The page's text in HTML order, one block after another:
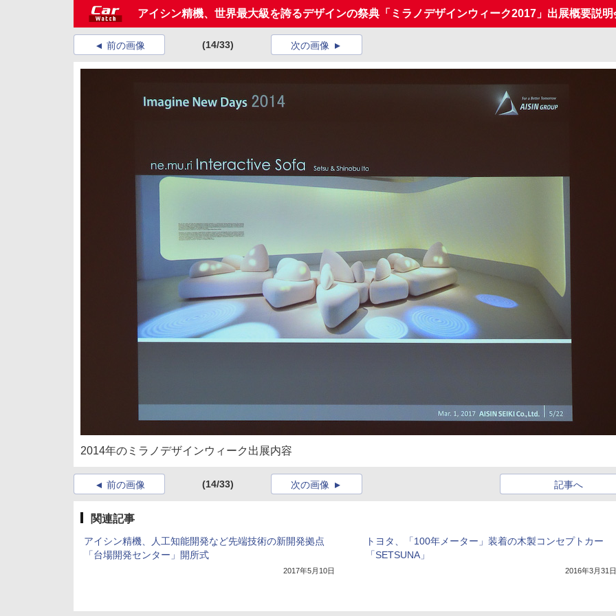
アイシン精機、世界最大級を誇るデザインの祭典「ミラノデザインウィーク2017」出展概要説明
前の画像 (14/33) 次の画像
2014年のミラノデザインウィーク出展内容
前の画像 (14/33) 次の画像 記事へ
関連記事
アイシン精機、人工知能開発など先端技術の新開発拠点
「台場開発センター」開所式
2017年5月10日
トヨタ、「100年メーター」装着の木製コンセプトカー
「SETSUNA」
2016年3月31日